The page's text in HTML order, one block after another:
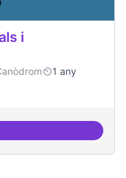
i
1 any
a projectes digitals i